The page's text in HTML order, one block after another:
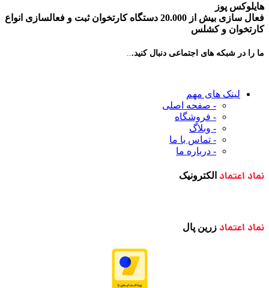
هایلوکس پوز
فعال سازی بیش از 20.000 دستگاه کارتخوان ثبت و فعالسازی انواع
کارتخوان و کشلس
ما را در شبکه های اجتماعی دنبال کنید.
لینک های مهم
- صفحه اصلی
- فروشگاه
- وبلاگ
- تماس با ما
- درباره ما
نماد اعتماد الکترونیک
نماد اعتماد زرین پال